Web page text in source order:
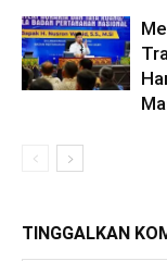
TINGGALKAN